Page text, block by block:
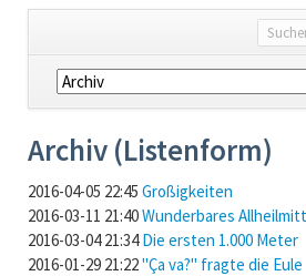
Navigation
überspringen
Archiv (Listenform)
2016-04-05 22:45 Großigkeiten
2016-03-11 21:40Wunderbares
2016-03-04 21:34 Die ersten 1.000 Meter
2016-01-29 21:22"Ça va?" fragte die Eule